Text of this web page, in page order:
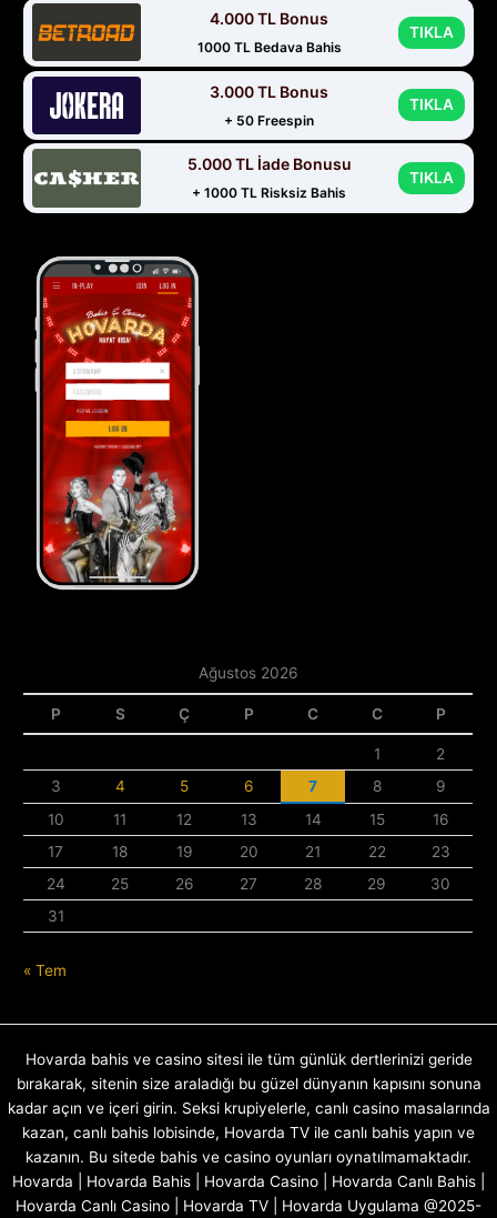
4.000 TL Bonus
1000 TL Bedava Bahis
TIKLA
3.000 TL Bonus
+ 50 Freespin
TIKLA
5.000 TL İade Bonusu
+ 1000 TL Risksiz Bahis
TIKLA
Ağustos 2026
P S Ç P C C P
1
2
3
4 5 6 7 8
9
10
11 12 13 14 15
16
17
18 19 20 21 22
23
24
25 26 27 28 29
30
31
« Tem
Hovarda bahis ve casino sitesi ile tüm günlük dertlerinizi geride
bırakarak, sitenin size araladığı bu güzel dünyanın kapısını sonuna
kadar açın ve içeri girin. Seksi krupiyelerle, canlı casino masalarında
kazan, canlı bahis lobisinde, Hovarda TV ile canlı bahis yapın ve
kazanın. Bu sitede bahis ve casino oyunları oynatılmamaktadır.
Hovarda | Hovarda Bahis | Hovarda Casino | Hovarda Canlı Bahis |
Hovarda Canlı Casino | Hovarda TV | Hovarda Uygulama @2025-